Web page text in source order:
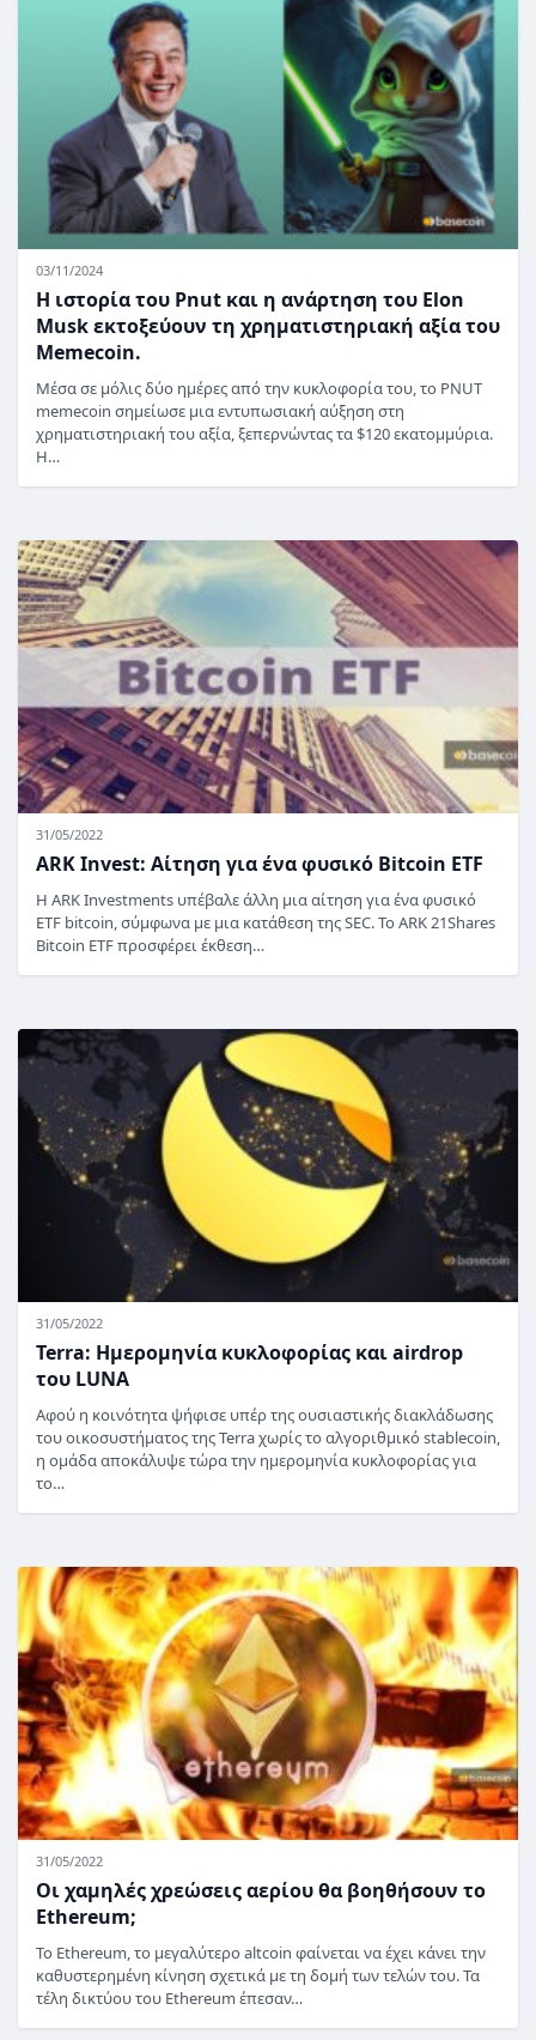
03/11/2024
Η ιστορία του Pnut και η ανάρτηση του Elon
Musk εκτοξεύουν τη χρηματιστηριακή αξία του
Memecoin.
Μέσα σε μόλις δύο ημέρες από την κυκλοφορία του, το PNUT
memecoin σημείωσε μια εντυπωσιακή αύξηση στη
χρηματιστηριακή του αξία, ξεπερνώντας τα $120 εκατομμύρια.
Η…
31/05/2022
ARK Invest: Αίτηση για ένα φυσικό Bitcoin ETF
Η ARK Investments υπέβαλε άλλη μια αίτηση για ένα φυσικό
ETF bitcoin, σύμφωνα με μια κατάθεση της SEC. Το ARK 21Shares
Bitcoin ETF προσφέρει έκθεση…
31/05/2022
Terra: Ημερομηνία κυκλοφορίας και airdrop
του LUNA
Αφού η κοινότητα ψήφισε υπέρ της ουσιαστικής διακλάδωσης
του οικοσυστήματος της Terra χωρίς το αλγοριθμικό stablecoin,
η ομάδα αποκάλυψε τώρα την ημερομηνία κυκλοφορίας για
το…
31/05/2022
Οι χαμηλές χρεώσεις αερίου θα βοηθήσουν το
Ethereum;
Το Ethereum, το μεγαλύτερο altcoin φαίνεται να έχει κάνει την
καθυστερημένη κίνηση σχετικά με τη δομή των τελών του. Τα
τέλη δικτύου του Ethereum έπεσαν…